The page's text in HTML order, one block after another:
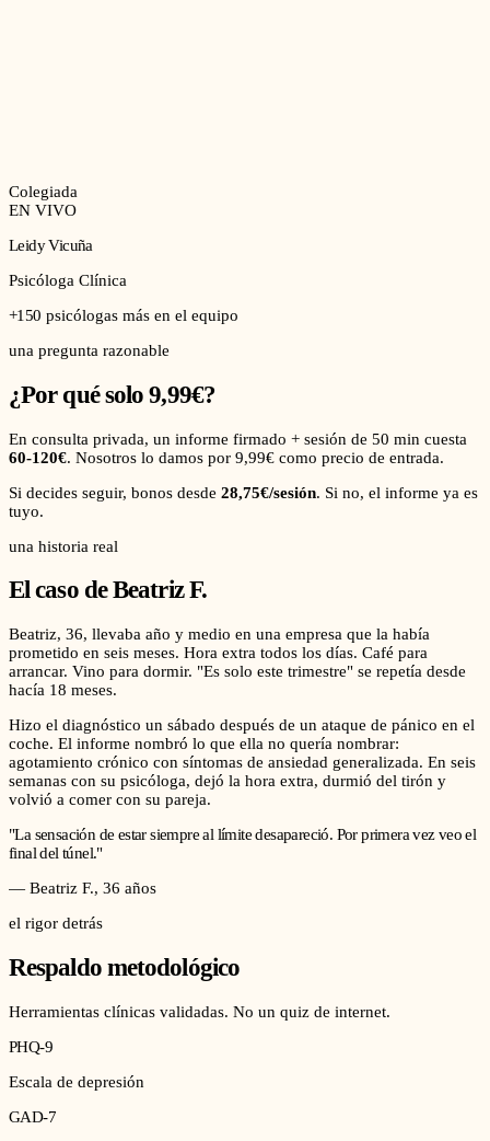
Colegiada
EN VIVO
Leidy Vicuña
Psicóloga Clínica
+150 psicólogas más en el equipo
una pregunta razonable
¿Por qué solo 9,99€?
En consulta privada, un informe firmado + sesión de 50 min cuesta
60-120€. Nosotros lo damos por 9,99€ como precio de entrada.
Si decides seguir, bonos desde 28,75€/sesión. Si no, el informe ya es
tuyo.
una historia real
El caso deBeatriz F.
Beatriz, 36, llevaba año y medio en una empresa que la había
prometido en seis meses. Hora extra todos los días. Café para
arrancar. Vino para dormir. "Es solo este trimestre" se repetía desde
hacía 18 meses.
Hizo el diagnóstico un sábado después de un ataque de pánico en el
coche. El informe nombró lo que ella no quería nombrar:
agotamiento crónico con síntomas de ansiedad generalizada. En seis
semanas con su psicóloga, dejó la hora extra, durmió del tirón y
volvió a comer con su pareja.
"La sensación de estar siempre al límite desapareció. Por primera vez veo el
final del túnel."
— Beatriz F., 36 años
el rigor detrás
Respaldo metodológico
Herramientas clínicas validadas. No un quiz de internet.
PHQ-9
Escala de depresión
GAD-7